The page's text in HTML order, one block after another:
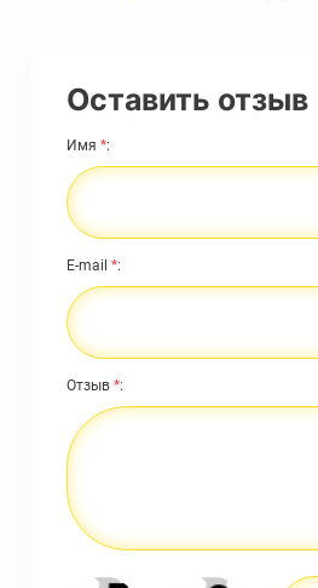
Оставить отзыв
Имя *:
E-mail *:
Отзыв *: